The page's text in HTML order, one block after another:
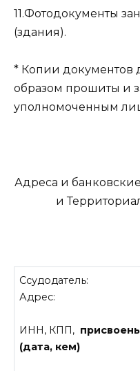
11.Фотодокументы
(здания).
* Копии
образом прошиты и
уполномоченным
Адреса и
и
Ссудодатель:
Адрес:
ИНН, КПП,
(дата, кем)